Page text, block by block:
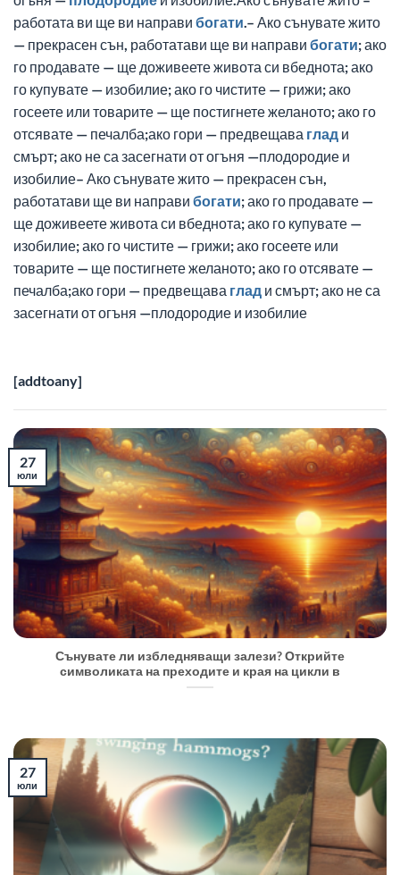
работата ви ще ви направи богати .– Ако сънувате жито
— прекрасен сън, работатави ще ви направи богати; ако
го продавате — ще доживеете живота си вбеднота; ако
го купувате — изобилие; ако го чистите — грижи; ако
госеете или товарите — ще постигнете желаното; ако го
отсявате — печалба;ако гори — предвещава глад и
смърт; ако не са засегнати от огъня —плодородие и
изобилие– Ако сънувате жито — прекрасен сън,
работатави ще ви направи богати; ако го продавате —
ще доживеете живота си вбеднота; ако го купувате —
изобилие; ако го чистите — грижи; ако госеете или
товарите — ще постигнете желаното; ако го отсявате —
печалба;ако гори — предвещава глад и смърт; ако не са
засегнати от огъня —плодородие и изобилие
[addtoany]
Сънувате ли избледняващи залези? Открийте
символиката на преходите и края на цикли в
27
юли
27
юли